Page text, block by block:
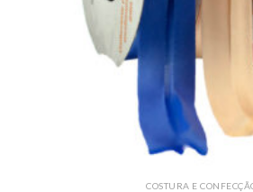
COSTURA E